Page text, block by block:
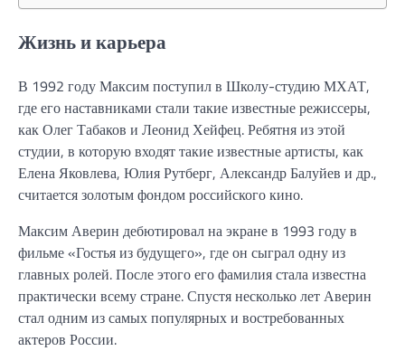
Жизнь и карьера
В 1992 году Максим поступил в Школу-студию МХАТ,
где его наставниками стали такие известные режиссеры,
как Олег Табаков и Леонид Хейфец. Ребятня из этой
студии, в которую входят такие известные артисты, как
Елена Яковлева, Юлия Рутберг, Александр Балуйев и др.,
считается золотым фондом российского кино.
Максим Аверин дебютировал на экране в 1993 году в
фильме «Гостья из будущего», где он сыграл одну из
главных ролей. После этого его фамилия стала известна
практически всему стране. Спустя несколько лет Аверин
стал одним из самых популярных и востребованных
актеров России.